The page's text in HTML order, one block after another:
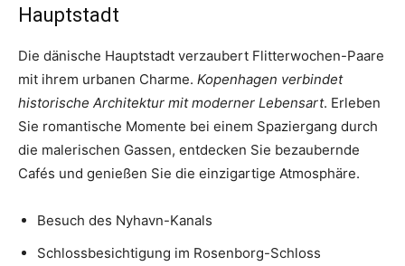
Hauptstadt
Die dänische Hauptstadt verzaubert Flitterwochen-Paare
mit ihrem urbanen Charme. Kopenhagen verbindet
historische Architektur mit moderner Lebensart. Erleben
Sie romantische Momente bei einem Spaziergang durch
die malerischen Gassen, entdecken Sie bezaubernde
Cafés und genießen Sie die einzigartige Atmosphäre.
Besuch des Nyhavn-Kanals
Schlossbesichtigung im Rosenborg-Schloss